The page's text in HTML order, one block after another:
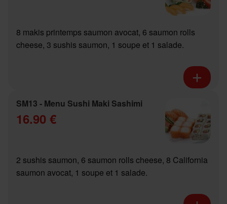
8 makis printemps saumon avocat, 6 saumon rolls
cheese, 3 sushis saumon, 1 soupe et 1 salade.
SM13 - Menu Sushi Maki Sashimi
16.90 €
2 sushis saumon, 6 saumon rolls cheese, 8 California
saumon avocat, 1 soupe et 1 salade.